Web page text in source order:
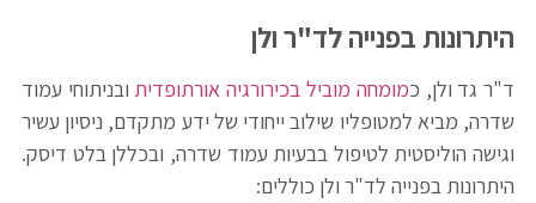
היתרונות בפנייה לד"ר ולן
ד"ר גד ולן, כמומחה מוביל בכירורגיה אורתופדית ובניתוחי עמוד
שדרה, מביא למטופליו שילוב ייחודי של ידע מתקדם, ניסיון עשיר
וגישה הוליסטית לטיפול בבעיות עמוד שדרה, ובכללן בלט דיסק.
היתרונות בפנייה לד"ר ולן כוללים: